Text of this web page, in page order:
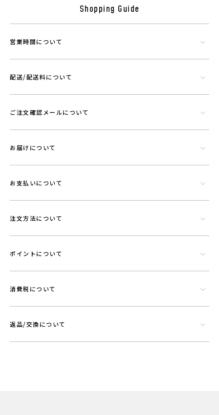
す。功績を微細に粉砕したものを染色工程で繊維にコーティングさせウ
エアに機能を持たせることができる素材です。
Shopping Guide
営業時間について
配送/配送料について
ご注文確認メールについて
お届けについて
お支払いについて
注文方法について
ポイントについて
消費税について
返品/交換について